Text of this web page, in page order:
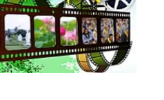
khép lại
hè lần